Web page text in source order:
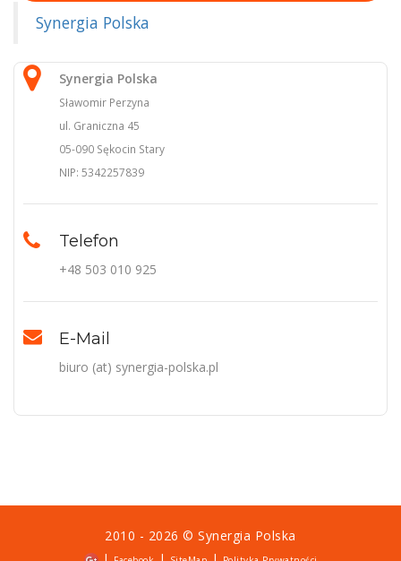
Synergia Polska
Synergia Polska
Sławomir Perzyna
ul. Graniczna 45
05-090 Sękocin Stary
NIP: 5342257839
Telefon
+48 503 010 925
E-Mail
biuro (at) synergia-polska.pl
2010 - 2026 ©Synergia Polska